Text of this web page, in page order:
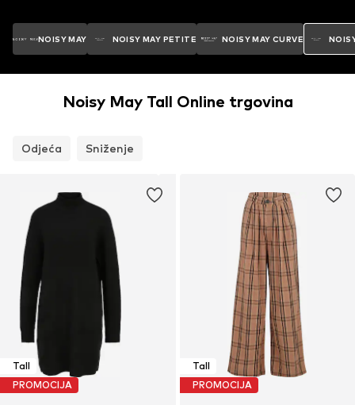
NOISY MAY NOISY MAY PETITE NOISY MAY CURVE
Noisy May Tall Online trgovina
Odjeća Sniženje
Tall
PROMOCIJA
Tall
PROMOCIJA